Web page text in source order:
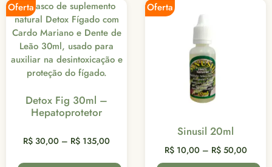
Oferta
Detox Fig 30ml –
Hepatoprotetor
R$ 30,00 – R$ 135,00
Oferta
Sinusil 20ml
R$10,00 – R$50,00